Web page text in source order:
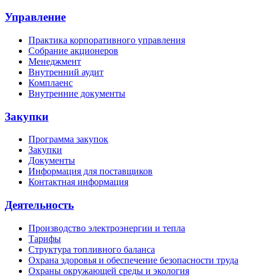
Управление
Практика корпоративного управления
Собрание акционеров
Менеджмент
Внутренний аудит
Комплаенс
Внутренние документы
Закупки
Программа закупок
Закупки
Документы
Информация для поставщиков
Контактная информация
Деятельность
Производство электроэнергии и тепла
Тарифы
Структура топливного баланса
Охрана здоровья и обеспечение безопасности труда
Охраны окружающей среды и экология